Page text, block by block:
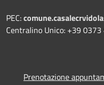
PEC:
Centralino Unico: +39
Prenotazione